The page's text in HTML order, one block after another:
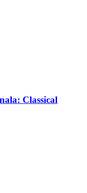
Classical